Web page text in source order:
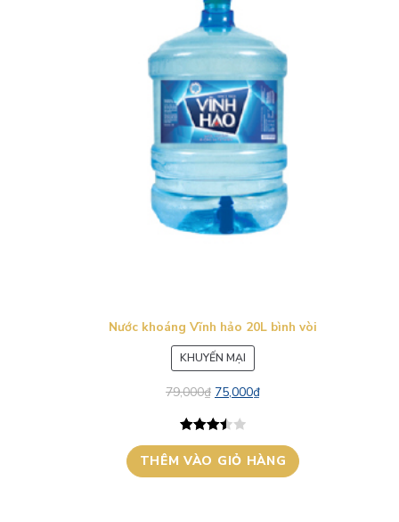
Nước khoáng Vĩnh hảo 20L bình vòi
KHUYẾN MẠI
PHẨM
ĐANG
79,000₫ 75,000₫
3.50trên
5 dựa
2
THÊM VÀO GIỎ HÀNG